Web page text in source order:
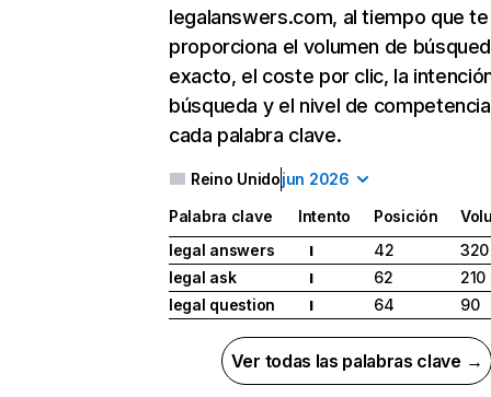
legalanswers.com, al tiempo que te
proporciona el volumen de
exacto, el coste por clic, la
búsqueda y el nivel de
cada palabra clave.
Reino Unidojun 2026
Palabra clave Intento Posición
legal answers
I 42
320
legal ask
I 62
210
legal question
I 64 90
Ver todas las palabras clave →